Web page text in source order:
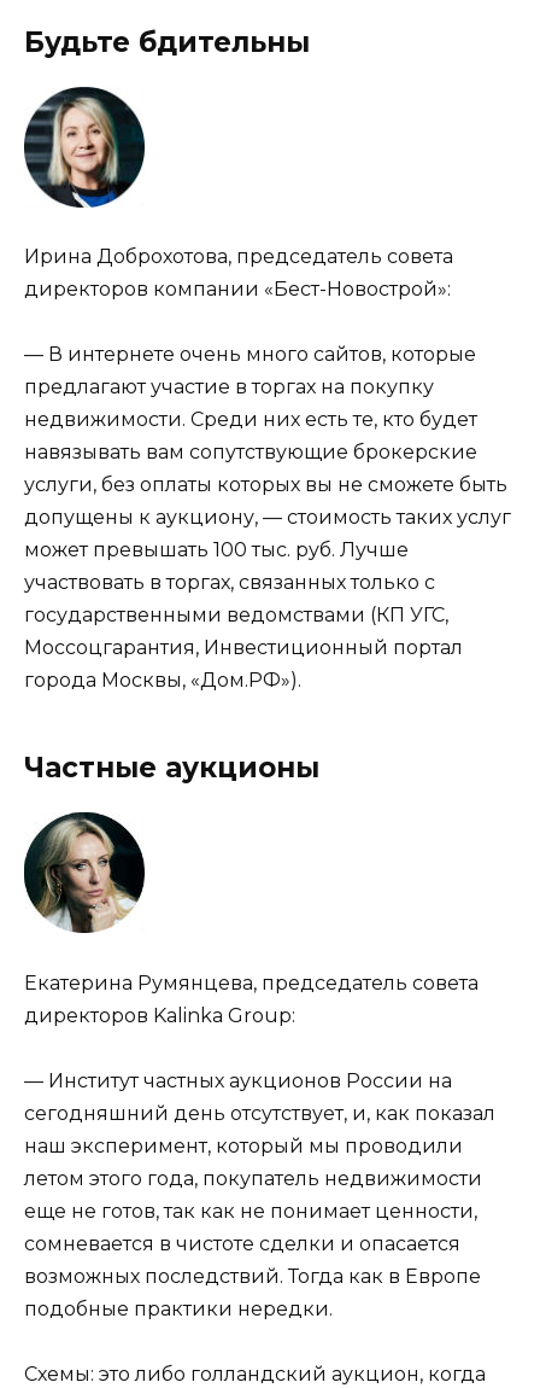
Будьте бдительны
Ирина Доброхотова, председатель совета
директоров компании «Бест-Новострой»:
— В интернете очень много сайтов, которые
предлагают участие в торгах на покупку
недвижимости. Среди них есть те, кто будет
навязывать вам сопутствующие брокерские
услуги, без оплаты которых вы не сможете быть
допущены к аукциону, — стоимость таких услуг
может превышать 100 тыс. руб. Лучше
участвовать в торгах, связанных только с
государственными ведомствами (КП УГС,
Моссоцгарантия, Инвестиционный портал
города Москвы, «Дом.РФ»).
Частные аукционы
Екатерина Румянцева, председатель совета
директоров Kalinka Group:
— Институт частных аукционов России на
сегодняшний день отсутствует, и, как показал
наш эксперимент, который мы проводили
летом этого года, покупатель недвижимости
еще не готов, так как не понимает ценности,
сомневается в чистоте сделки и опасается
возможных последствий. Тогда как в Европе
подобные практики нередки.
Схемы: это либо голландский аукцион, когда